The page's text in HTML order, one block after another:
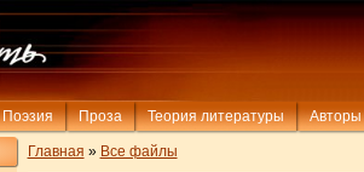
Поэзия Проза Теория литературы Авторы
Главная » Все файлы